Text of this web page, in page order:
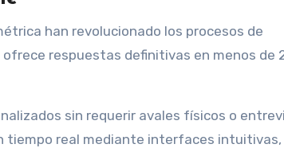
han revolucionado los procesos de
respuestas definitivas en menos de
sin requerir avales físicos o
tiempo real mediante interfaces intuitivas,